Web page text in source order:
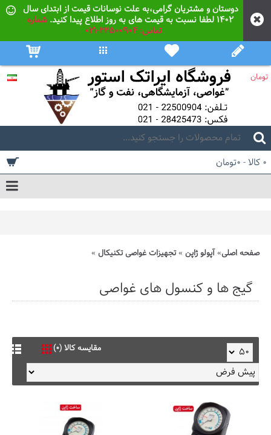
دوستان و مشتریان گرامی،به علت نوسانات قیمت از ابتدای سال
۱۴۰۲ لطفا نسبت به قیمت های به روز اطلاع پیدا کنید. شماره
تماس: 22500904-021
تومان
0 کالا - 0تومان
صفحه اصلی آپولو ژاپن تجهیزات غواصی تکنیکال
گیج ها و کنسول های غواصی
مقایسه کالا (0)